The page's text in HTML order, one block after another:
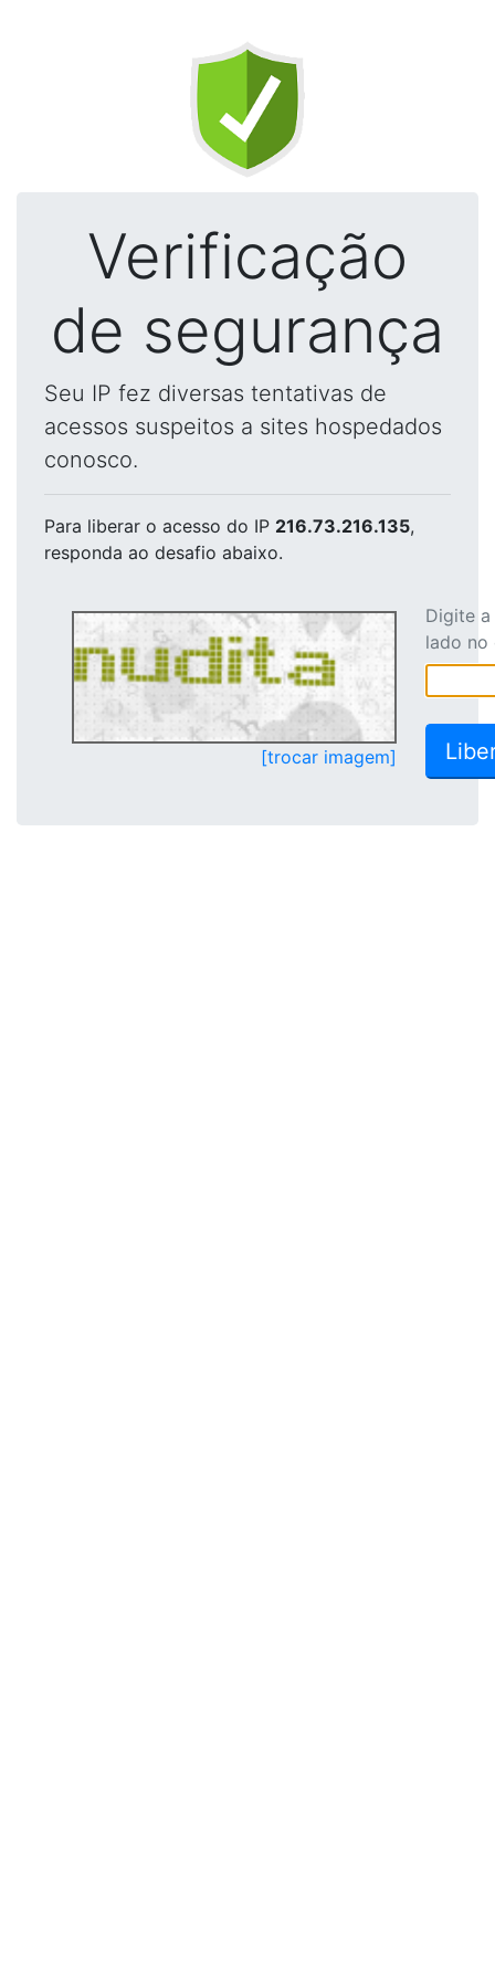
Verificação
de segurança
Seu IP fez diversas tentativas de
acessos suspeitos a sites hospedados
conosco.
Para liberar o acesso do IP 216.73.216.135,
responda ao desafio abaixo.
[trocar imagem]
Digite
lado no